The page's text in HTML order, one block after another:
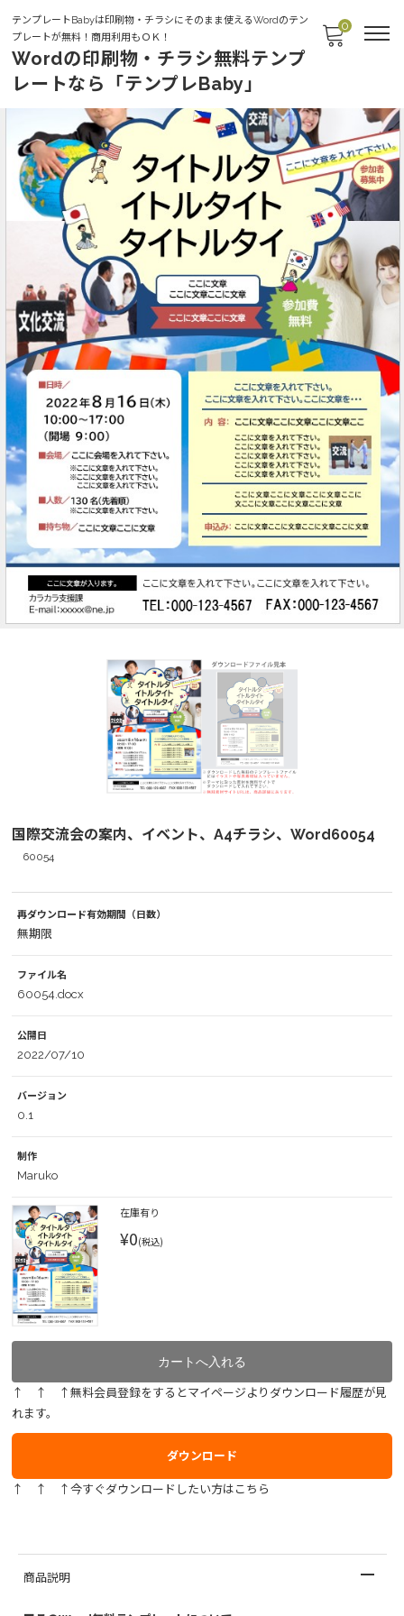
テンプレートBabyは印刷物・チラシにそのまま使えるWordのテン
プレートが無料！商用利用もＯＫ！
Wordの印刷物・チラシ無料テンプ
レートなら「テンプレBaby」
0
国際交流会の案内、イベント、A4チラシ、Word60054
60054
再ダウンロード有効期間（日数）
無期限
ファイル名
60054.docx
公開日
2022/07/10
バージョン
0.1
制作
Maruko
在庫有り
¥0(税込)
↑ ↑ ↑無料会員登録をするとマイページよりダウンロード履歴が見
れます。
ダウンロード
↑ ↑ ↑今すぐダウンロードしたい方はこちら
商品説明